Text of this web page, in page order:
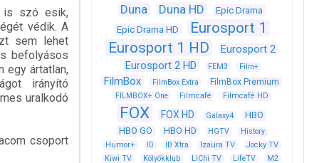
is szó esik,
védik. A
sem lehet
befolyásos
egy ártatlan,
irányító
uralkodó
csoport
Duna Duna HD
Epic Drama
Epic Drama HD
Eurosport 1
Eurosport 1 HD
Eurosport 2
Eurosport 2 HD
FEM3 Film+
FilmBox FilmBox Extra FilmBox Premium
FILMBOX+ One Filmcafé Filmcafé HD
FOX FOX HD Galaxy4
HBO
HBO GO
HBO HD HGTV
History
Humor+
ID ID Xtra Izaura TV
Jocky TV
Kiwi TV
Kölyökklub LiChi TV LifeTV
M2